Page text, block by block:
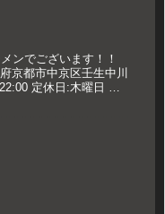
ンでございます！！
京都市中京区壬生中川
定休日:木曜日 久